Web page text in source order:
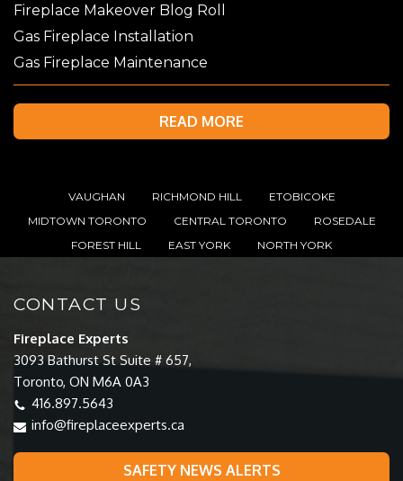
Fireplace Makeover Blog Roll
Gas Fireplace Installation
Gas Fireplace Maintenance
READ MORE
VAUGHAN RICHMOND HILL
ETOBICOKE
MIDTOWN TORONTO
CENTRAL TORONTO
ROSEDALE
FOREST HILL
EAST YORK NORTH YORK
CONTACT US
Fireplace Experts
3093 Bathurst St Suite # 657,
Toronto, ON M6A 0A3
416.897.5643
info@fireplaceexperts.ca
SAFETY NEWS ALERTS